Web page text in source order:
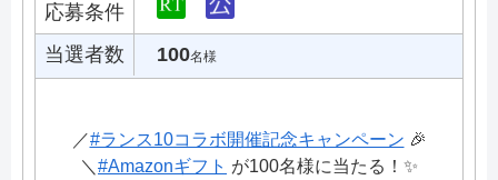
応募条件
当選者数
100名様
／#ランス10コラボ開催記念キャンペーン 🎉
＼ #Amazonギフト が100名様に当たる！✨